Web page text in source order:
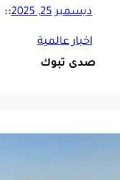
ديسمبر 25, 2025 ::
اخبار عالمية
صدى تبوك